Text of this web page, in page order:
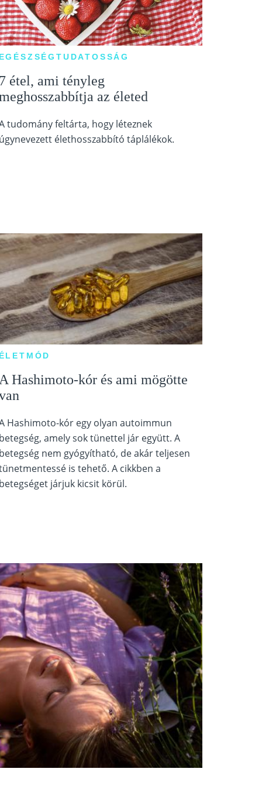
étel, ami tényleg
az életed
tudomány feltárta, hogy léteznek
élethosszabbító táplálékok.
Hashimoto-kór és ami mögötte
Hashimoto-kór egy olyan autoimmun
amely sok tünettel jár együtt. A
nem gyógyítható, de akár teljesen
is tehető. A cikkben a
járjuk kicsit körül.